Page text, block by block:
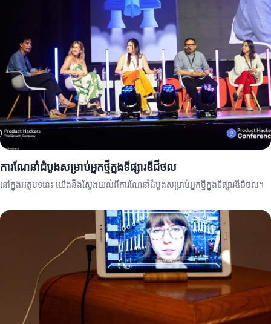
ការណែនាំដំបូងសម្រាប់អ្នកថ្មីក្នុងទីផ្សារឌីជីថល
នៅក្នុងអត្ថបទនេះ យើងនឹងស្វែងយល់ពីការណែនាំដំបូងសម្រាប់អ្នកថ្មីក្នុងទីផ្សារឌីជីថល។